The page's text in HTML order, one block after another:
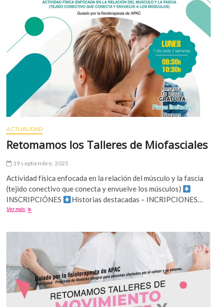
ACTUALIDAD
Retomamos los Talleres de Miofasciales
19 septiembre, 2025
Actividad física enfocada en la relación del músculo y la fascia
(tejido conectivo que conecta y envuelve los músculos)
INSCRIPCIÓNES
Historias destacadas – INCRIPCIONES…
Ver másRetomamos